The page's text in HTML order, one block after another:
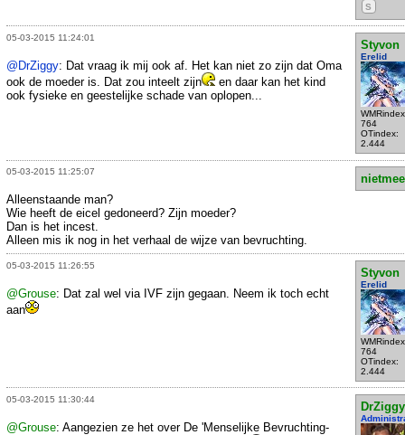
S
05-03-2015 11:24:01
Styvon
Erelid
764
OTindex:
2.444
@DrZiggy: Dat vraag ik mij ook af. Het kan niet zo zijn dat Oma
ook de moeder is. Dat zou inteelt zijn
en daar kan het kind
ook fysieke en geestelijke schade van oplopen...
05-03-2015 11:25:07
Alleenstaande man?
Wie heeft de eicel gedoneerd? Zijn moeder?
Dan is het incest.
Alleen mis ik nog in het verhaal de wijze van bevruchting.
05-03-2015 11:26:55
Styvon
Erelid
764
OTindex:
2.444
@Grouse: Dat zal wel via IVF zijn gegaan. Neem ik toch echt
aan
05-03-2015 11:30:44
DrZiggy
@Grouse: Aangezien ze het over De 'Menselijke Bevruchting-